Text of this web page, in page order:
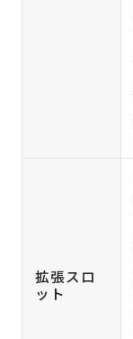
拡張スロ
ット